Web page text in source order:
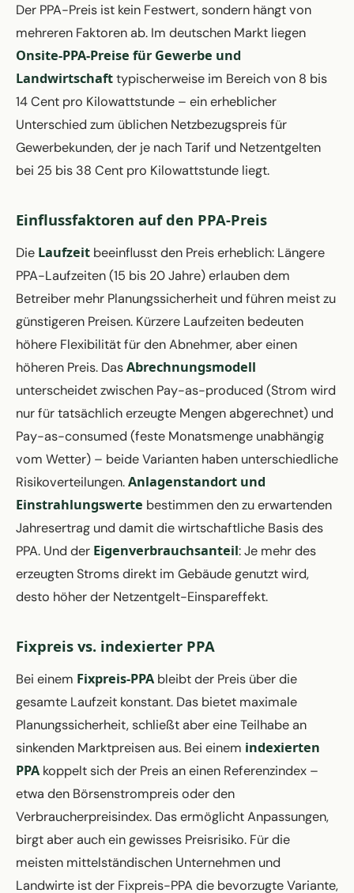
Der PPA-Preis ist kein Festwert, sondern hängt von
mehreren Faktoren ab. Im deutschen Markt liegen
Onsite-PPA-Preise für Gewerbe und
Landwirtschafttypischerweise im Bereich von 8 bis
14 Cent pro Kilowattstunde – ein erheblicher
Unterschied zum üblichen Netzbezugspreis für
Gewerbekunden, der je nach Tarif und Netzentgelten
bei 25 bis 38 Cent pro Kilowattstunde liegt.
Einflussfaktoren auf den PPA-Preis
Die Laufzeit beeinflusst den Preis erheblich: Längere
PPA-Laufzeiten (15 bis 20 Jahre) erlauben dem
Betreiber mehr Planungssicherheit und führen meist zu
günstigeren Preisen. Kürzere Laufzeiten bedeuten
höhere Flexibilität für den Abnehmer, aber einen
höheren Preis. DasAbrechnungsmodell
unterscheidet zwischen Pay-as-produced (Strom wird
nur für tatsächlich erzeugte Mengen abgerechnet) und
Pay-as-consumed (feste Monatsmenge unabhängig
vom Wetter) – beide Varianten haben unterschiedliche
Risikoverteilungen.Anlagenstandort und
Einstrahlungswerte bestimmen den zu erwartenden
Jahresertrag und damit die wirtschaftliche Basis des
PPA. Und der Eigenverbrauchsanteil: Je mehr des
erzeugten Stroms direkt im Gebäude genutzt wird,
desto höher der Netzentgelt-Einspareffekt.
Fixpreis vs. indexierter PPA
Bei einem Fixpreis-PPA bleibt der Preis über die
gesamte Laufzeit konstant. Das bietet maximale
Planungssicherheit, schließt aber eine Teilhabe an
sinkenden Marktpreisen aus. Bei einem indexierten
PPA koppelt sich der Preis an einen Referenzindex –
etwa den Börsenstrompreis oder den
Verbraucherpreisindex. Das ermöglicht Anpassungen,
birgt aber auch ein gewisses Preisrisiko. Für die
meisten mittelständischen Unternehmen und
Landwirte ist der Fixpreis-PPA die bevorzugte Variante,